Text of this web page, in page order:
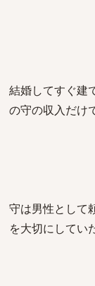
結婚してすぐ建
の守の収入だけ
守は男性として
を大切にしてい